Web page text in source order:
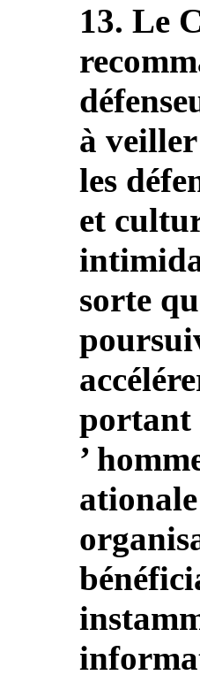
13. Le
à
les
et
sorte
portant
’